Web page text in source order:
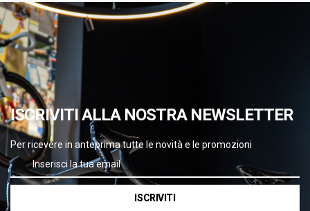
ISCRIVITI ALLA NOSTRA NEWSLETTER
Per ricevere in anteprima tutte le novità e le promozioni
ISCRIVITI